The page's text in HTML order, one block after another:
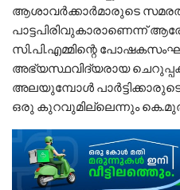
ആശാവര്‍ക്കാര്‍മാരുടെ
പാട്ടപിരിവുകാരാണെന്ന്
സി.പി.എമ്മിന്റെ
അഭ്യസ്ഥവിദ്യരായ
അലയുമ്പോള്‍
ഒരു കുറവുമില്ലെന്നും